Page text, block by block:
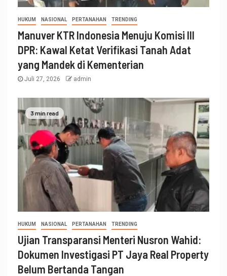
HUKUM NASIONAL PERTANAHAN TRENDING
Manuver KTR Indonesia Menuju Komisi III
DPR: Kawal Ketat Verifikasi Tanah Adat
yang Mandek di Kementerian
Juli 27, 2026 admin
3 min read
HUKUM NASIONAL PERTANAHAN TRENDING
Ujian Transparansi Menteri Nusron Wahid:
Dokumen Investigasi PT Jaya Real Property
Belum Bertanda Tangan